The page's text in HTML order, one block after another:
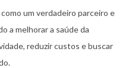
um verdadeiro parceiro e
a melhorar a saúde da
reduzir custos e buscar